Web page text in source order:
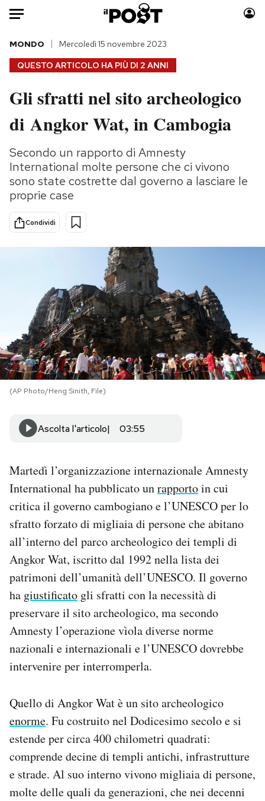
Auto
HOME
Italia
Politica
Tecnologia
Internet
Scienza
Cultura
Economia
Moda
Consumismi
Storie/Idee
Ok Boomer!
Media
PODCAST
NEWSLETTER
I MIEI PREFERITI
AREA PERSONALE
Area Personale
Newsletter
Notifiche mobile
Regala il Post
Hai bisogno di aiuto?
QUESTO ARTICOLO HA PIÙ DI 2 ANNI
MONDO Mercoledì 15 novembre 2023
Gli sfratti nel sito archeologico
di Angkor Wat, in Cambogia
Secondo un rapporto di Amnesty
International molte persone che ci vivono
sono state costrette dal governo a lasciare le
proprie case
Condividi
(AP Photo/Heng Sinith, File)
Ascolta l'articolo 03:55
Martedì l’organizzazione internazionale Amnesty
International ha pubblicato unrapportoin cui
critica il governo cambogiano e l’UNESCO per lo
sfratto forzato di migliaia di persone che abitano
all’interno del parco archeologico dei templi di
Angkor Wat, iscritto dal 1992 nella lista dei
patrimoni dell’umanità dell’UNESCO. Il governo
ha giustificato gli sfratti con la necessità di
preservare il sito archeologico, ma secondo
Amnesty l’operazione vìola diverse norme
nazionali e internazionali e l’UNESCO dovrebbe
intervenire per interromperla.
Quello di Angkor Wat è un sito archeologico
enorme. Fu costruito nel Dodicesimo secolo e si
estende per circa 400 chilometri quadrati:
comprende decine di templi antichi, infrastrutture
e strade. Al suo interno vivono migliaia di persone,
molte delle quali da generazioni, che nei decenni